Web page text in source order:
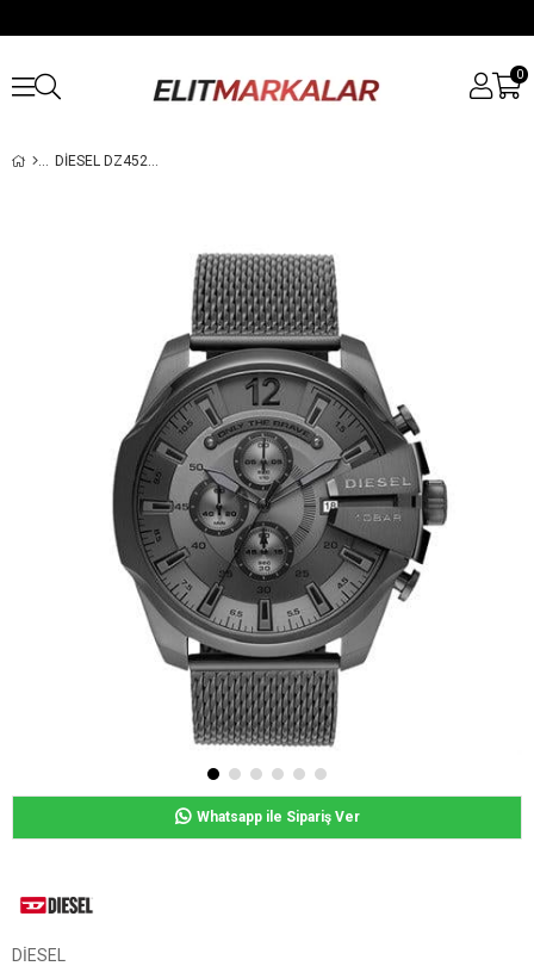
0
DIESEL DZ4527 ERKEK KOL SAATI
Whatsapp ile Sipariş Ver
DİESEL